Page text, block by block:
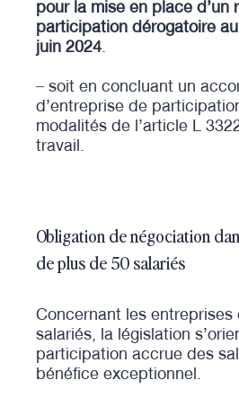
pour la mise en place d’un
participation dérogatoire
juin 2024
– soit en concluant un
d’entreprise de
modalités de l’article L
travail.
Obligation de négociation
de plus de 50 salariés
Concernant les entreprises
salariés, la législation
participation accrue des
bénéfice exceptionnel.